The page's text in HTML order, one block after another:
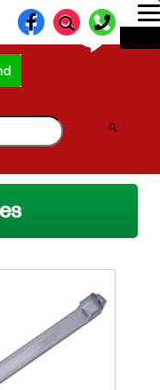
(40 คู่สาย) lD-